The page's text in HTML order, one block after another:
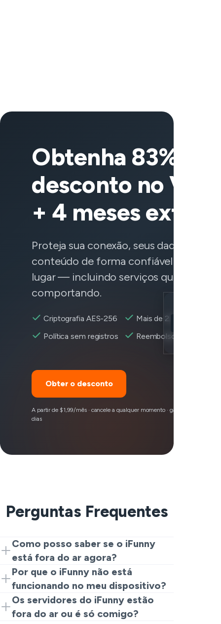
Obtenha 83% de
desconto no
+ 4 meses extras
Proteja sua conexão, seus dados e
conteúdo de forma confiável de
lugar — incluindo serviços que não
comportando.
Criptografia AES-256
Mais de 2.600+
Política sem registros
Reembolso em 30 dias
Obter o desconto
A partir de $1,99/mês · cancele a qualquer momento · garantia de
dias
Perguntas Frequentes
Como posso saber se o iFunny
está fora do ar agora?
Se você está atualizando e perguntando
se o iFunny está fora do ar agora,
comece com uma página de relatório ao
vivo que mostra reclamações recentes
de usuários. Um pico real geralmente
Por que o iFunny não está
funcionando no meu dispositivo?
Quando a pergunta é por que o iFunny
não está funcionando, pense em três
categorias: problemas no aplicativo,
Os servidores do iFunny estão
fora do ar ou é só comigo?